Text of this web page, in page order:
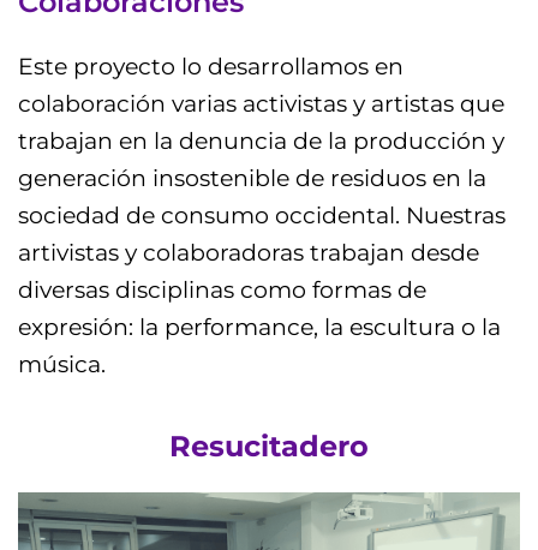
Este proyecto lo desarrollamos en
colaboración varias activistas y artistas que
trabajan en la denuncia de la producción y
generación insostenible de residuos en la
sociedad de consumo occidental. Nuestras
artivistas y colaboradoras trabajan desde
diversas disciplinas como formas de
expresión: la performance, la escultura o la
música.
Resucitadero